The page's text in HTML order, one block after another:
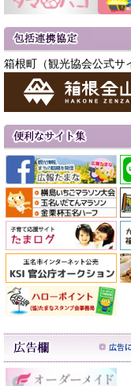
箱根町（観光協会公式サ